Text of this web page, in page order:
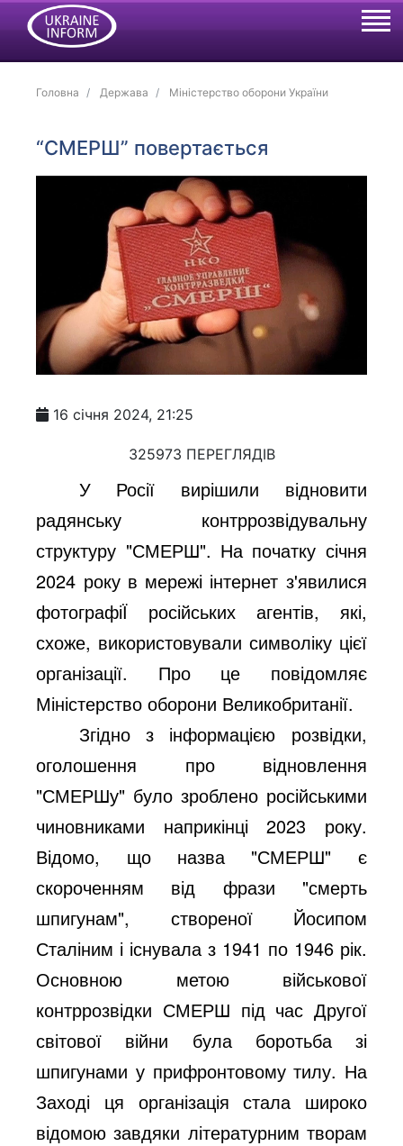
Головна Держава Міністерство оборони України
“СМЕРШ” повертається
16 січня 2024, 21:25
325973 ПЕРЕГЛЯДІВ
У Росії вирішили відновити
радянську контррозвідувальну
структуру "СМЕРШ". На початку січня
2024 року в мережі інтернет з'явилися
фотографіЇ російських агентів, які,
схоже, використовували символіку цієї
організації. Про це повідомляє
Міністерство оборони Великобританії.
Згідно з інформацією розвідки,
оголошення про відновлення
"СМЕРШу" було зроблено російськими
чиновниками наприкінці 2023 року.
Відомо, що назва "СМЕРШ" є
скороченням від фрази "смерть
шпигунам", створеної Йосипом
Сталіним і існувала з 1941 по 1946 рік.
Основною метою військової
контррозвідки СМЕРШ під час Другої
світової війни була боротьба зі
шпигунами у прифронтовому тилу. На
Заході ця організація стала широко
відомою завдяки літературним творам